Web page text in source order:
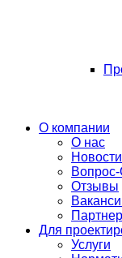
О компании
О нас
Новости
Вопрос-
Отзывы
Для
Услуги